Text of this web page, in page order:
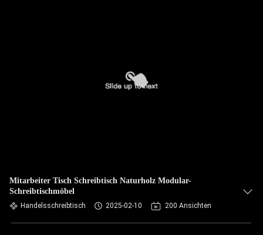
Mitarbeiter Tisch Schreibtisch Naturholz Modular-
Schreibtischmöbel
Handelsschreibtisch 2025-02-10 200 Ansichten